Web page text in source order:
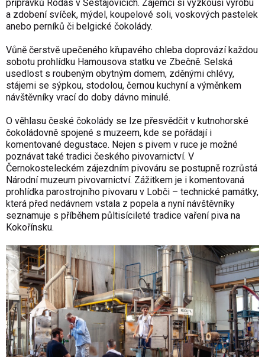
přípravků Rodas v Šestajovicích. Zájemci si vyzkouší výrobu
a zdobení svíček, mýdel, koupelové soli, voskových pastelek
anebo perníků či belgické čokolády.
Vůně čerstvě upečeného křupavého chleba doprovází každou
sobotu prohlídku Hamousova statku ve Zbečně. Selská
usedlost s roubeným obytným domem, zděnými chlévy,
stájemi se sýpkou, stodolou, černou kuchyní a výměnkem
návštěvníky vrací do doby dávno minulé.
O věhlasu české čokolády se lze přesvědčit v kutnohorské
čokoládovně spojené s muzeem, kde se pořádají i
komentované degustace. Nejen s pivem v ruce je možné
poznávat také tradici českého pivovarnictví. V
Černokosteleckém zájezdním pivováru se postupně rozrůstá
Národní muzeum pivovarnictví. Zážitkem je i komentovaná
prohlídka parostrojního pivovaru v Lobči – technické památky,
která před nedávnem vstala z popela a nyní návštěvníky
seznamuje s příběhem půltisícileté tradice vaření piva na
Kokořínsku.